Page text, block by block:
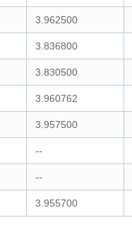
3.962500
3.836800
3.830500
3.960762
3.957500
--
--
3.955700